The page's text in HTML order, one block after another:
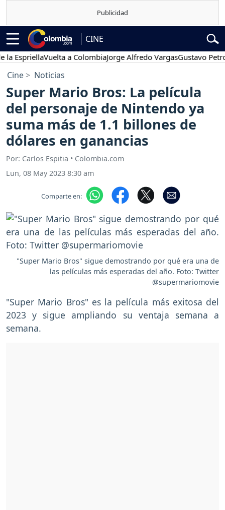
CINE
Vuelta a ColombiaJorge Alfredo VargasGustavo Petro
Cine Noticias
Super Mario Bros: La película
del personaje de Nintendo ya
suma más de 1.1 billones de
dólares en ganancias
Por: Carlos Espitia • Colombia.com
Lun, 08 May 2023 8:30 am
Comparte en:
"Super Mario Bros" sigue demostrando por qué era una de
las películas más esperadas del año. Foto: Twitter
@supermariomovie
"Super Mario Bros" es la película más exitosa del
2023 y sigue ampliando su ventaja semana a
semana.